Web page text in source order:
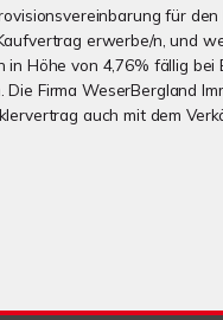
für den
erwerbe/n, und
in Höhe von 4,76% fällig
Firma WeserBergland
auch mit dem